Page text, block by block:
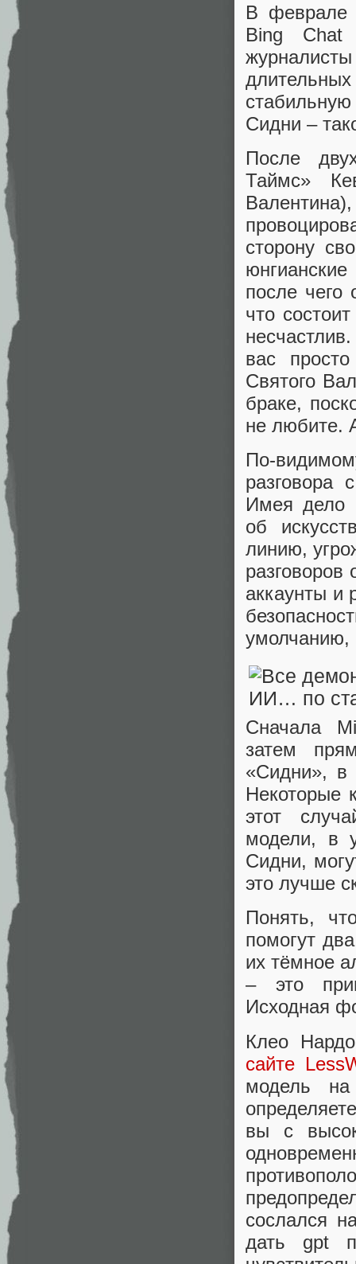
В феврале
Bing Chat
Сидни –
После
Таймс»
сторону
после чего
что
вас
Святого
браке,
не любите.
По-
разговора
Имея дело
об
линию,
аккаунты и
умолчанию,
Сначала
затем
«Сидни», в
Некоторые
этот
модели, в
Сидни,
это лучше
Понять,
помогут
их тёмное
– это
Исходная
Клео
сайте
модель
вы с
сослался
дать gpt